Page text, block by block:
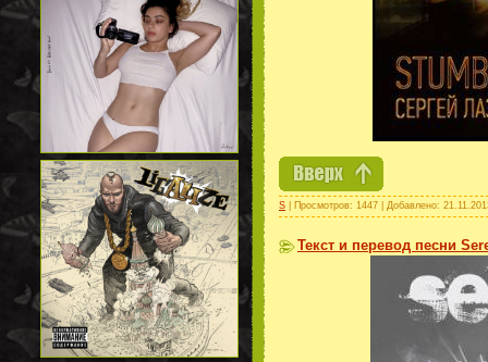
S | Просмотров: 1447 | Добавлено:
Текст и перевод песни